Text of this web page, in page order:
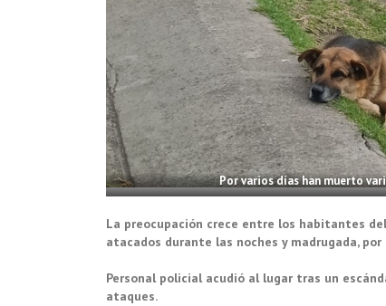
Por varios días han muerto
La preocupación crece entre los habitantes
atacados durante las noches y madrugada,
Personal policial acudió al lugar tras un
ataques.